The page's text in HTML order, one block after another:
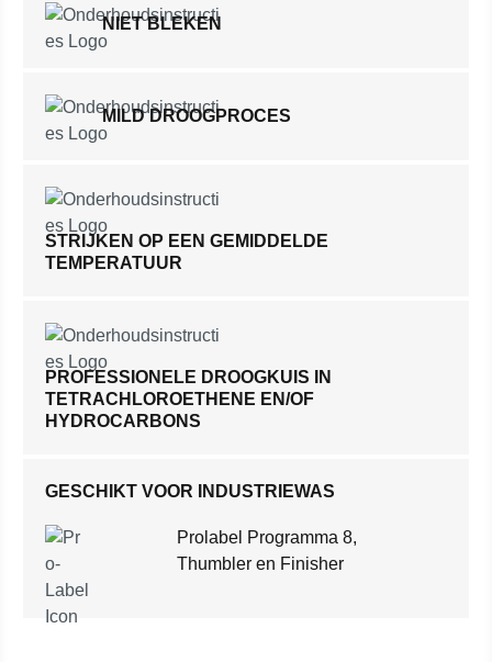
NIET BLEKEN
MILD DROOGPROCES
STRIJKEN OP EEN GEMIDDELDE
TEMPERATUUR
PROFESSIONELE DROOGKUIS IN
TETRACHLOROETHENE EN/OF
HYDROCARBONS
GESCHIKT VOOR INDUSTRIEWAS
Prolabel Programma 8,
Thumbler en Finisher